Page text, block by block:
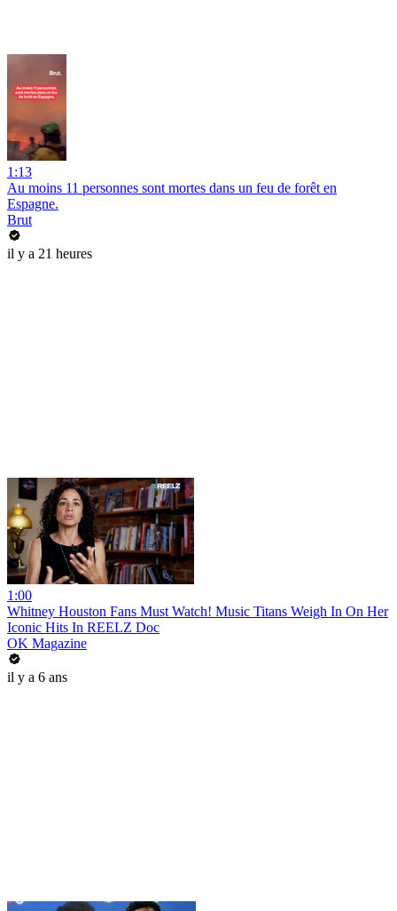
1:13
Au moins 11 personnes sont mortes dans un feu de forêt en
Espagne.
Brut
il y a 21 heures
1:00
Whitney Houston Fans Must Watch! Music Titans Weigh In On Her
Iconic Hits In REELZ Doc
OK Magazine
il y a 6 ans